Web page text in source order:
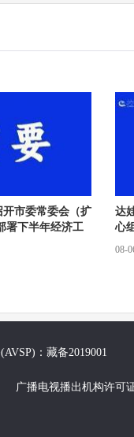
市委常委会（扩
署下半年经济工
达
心
08-
(AVSP)：藏备
广播电视播出机构许